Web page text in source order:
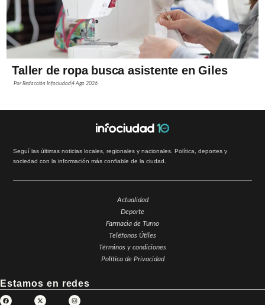
Taller de ropa busca asistente en Giles
PorRedacción Infociudad4 Ago 2026
Seguí las últimas noticias locales, regionales y nacionales. Política, deportes y
sociedad con la información más confiable de la ciudad.
Actualidad
Deporte
Farmacia de Turno
Teléfonos Útiles
Términos y condiciones
Política de Privacidad
Estamos en redes